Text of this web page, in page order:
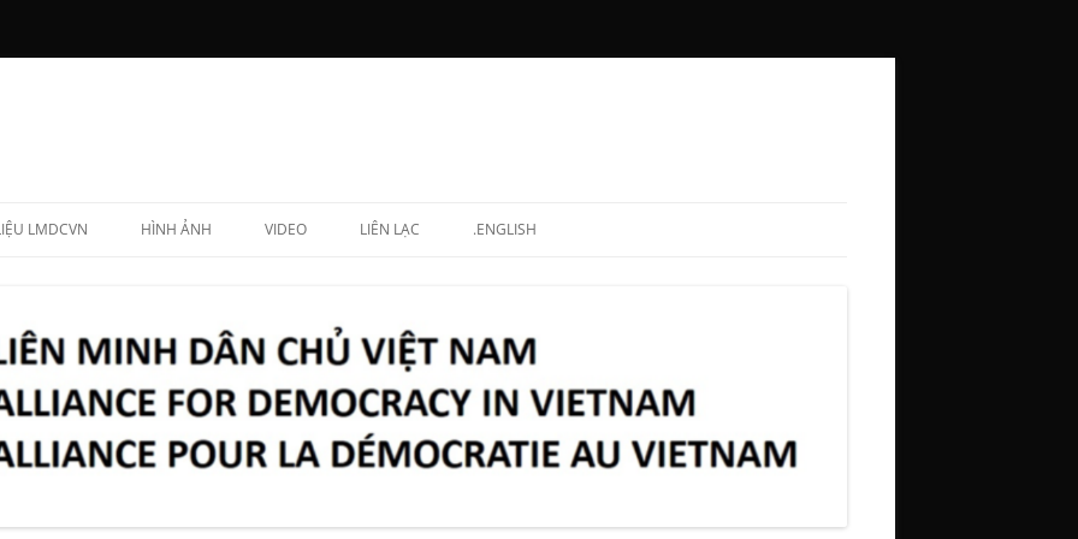
LMDCVN
LẬP VIÊN
HÌNH ẢNH VIDEO LIÊN LẠC .ENGLISH